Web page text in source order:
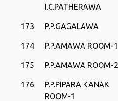
I.C.PATHERAWA
173 P.P.GAGALAWA
174 P.P.AMAWA ROOM-1
175 P.P.AMAWA ROOM-2
176
P.P.PIPARA KANAK
ROOM-1